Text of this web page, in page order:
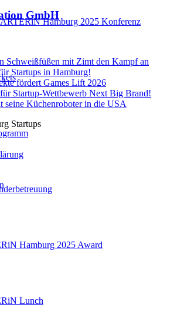
Hamburg 2025 Konferenz
Hamburg 2025 Award
Lunch
GmbH
Schweißfüßen mit Zimt den Kampf an
Startups in Hamburg!
fördert Games Lift 2026
Startup-Wettbewerb Next Big Brand!
seine Küchenroboter in die USA
Startups